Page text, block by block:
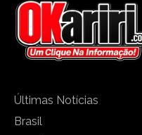
Últimas Notícias
Brasil